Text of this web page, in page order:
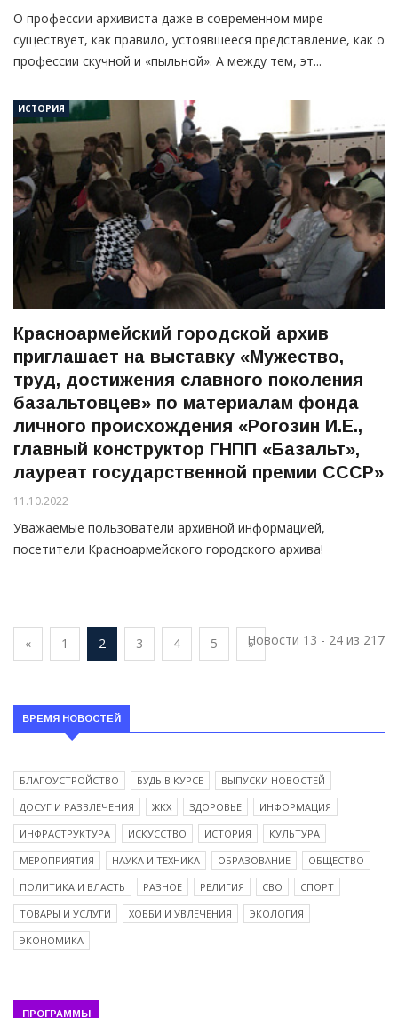
О профессии архивиста даже в современном мире
существует, как правило, устоявшееся представление, как о
профессии скучной и «пыльной». А между тем, эт...
ИСТОРИЯ
Красноармейский городской архив
приглашает на выставку «Мужество,
труд, достижения славного поколения
базальтовцев» по материалам фонда
личного происхождения «Рогозин И.Е.,
главный конструктор ГНПП «Базальт»,
лауреат государственной премии СССР»
11.10.2022
Уважаемые пользователи архивной информацией,
посетители Красноармейского городского архива!
« 1 2 3 4 5 »
Новости 13 - 24 из 217
ВРЕМЯ НОВОСТЕЙ
БЛАГОУСТРОЙСТВО БУДЬ В КУРСЕ
ВЫПУСКИ НОВОСТЕЙ
ДОСУГ И РАЗВЛЕЧЕНИЯ
ЖКХ ЗДОРОВЬЕ
ИНФОРМАЦИЯ
ИНФРАСТРУКТУРА
ИСКУССТВО ИСТОРИЯ
КУЛЬТУРА
МЕРОПРИЯТИЯ
НАУКА И ТЕХНИКА ОБРАЗОВАНИЕ
ОБЩЕСТВО
ПОЛИТИКА И ВЛАСТЬ
РАЗНОЕ РЕЛИГИЯ СВО
СПОРТ
ТОВАРЫ И УСЛУГИ
ХОББИ И УВЛЕЧЕНИЯ
ЭКОЛОГИЯ
ЭКОНОМИКА
ПРОГРАММЫ